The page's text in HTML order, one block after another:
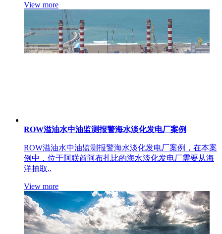
View more
ROW溢油水中油监测报警海水淡化发电厂案例
ROW溢油水中油监测报警海水淡化发电厂案例，在本案
例中，位于阿联酋阿布扎比的海水淡化发电厂需要从海
洋抽取..
View more